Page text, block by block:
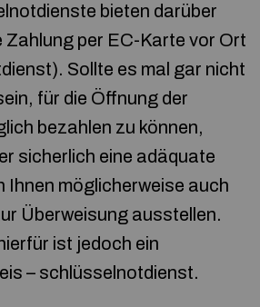
bieten darüber
Zahlung per EC-Karte vor Ort
Sollte es mal gar nicht
für die Öffnung der
bezahlen zu können,
sicherlich eine adäquate
Ihnen möglicherweise auch
Überweisung ausstellen.
ist jedoch ein
– schlüsselnotdienst.